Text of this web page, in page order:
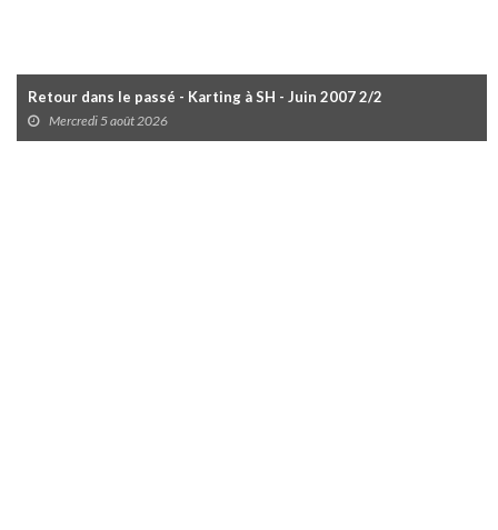
Retour dans le passé - Karting à SH - Juin 2007 2/2
Mercredi 5 août 2026